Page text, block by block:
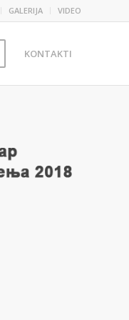
GALERIJA VIDEO
KONTAKTI